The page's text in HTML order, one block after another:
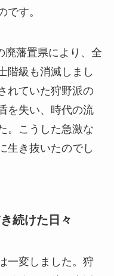
です。
廃藩置県により、全
階級も消滅しまし
れていた狩野派の
を失い、時代の流
。こうした急激な
生き抜いたのでし
続けた日々
一変しました。狩